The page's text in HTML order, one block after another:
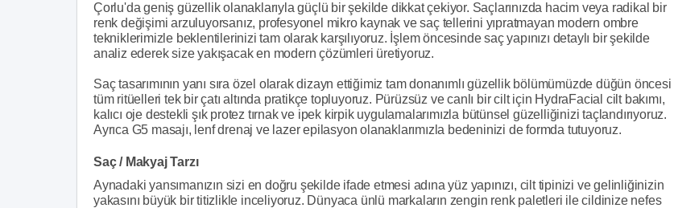
Çorlu'da geniş güzellik olanaklarıyla güçlü bir şekilde dikkat çekiyor. Saçlarınızda hacim veya radikal bir
renk değişimi arzuluyorsanız, profesyonel mikro kaynak ve saç tellerini yıpratmayan modern ombre
tekniklerimizle beklentilerinizi tam olarak karşılıyoruz. İşlem öncesinde saç yapınızı detaylı bir şekilde
analiz ederek size yakışacak en modern çözümleri üretiyoruz.
Saç tasarımının yanı sıra özel olarak dizayn ettiğimiz tam donanımlı güzellik bölümümüzde düğün öncesi
tüm ritüelleri tek bir çatı altında pratikçe topluyoruz. Pürüzsüz ve canlı bir cilt için HydraFacial cilt bakımı,
kalıcı oje destekli şık protez tırnak ve ipek kirpik uygulamalarımızla bütünsel güzelliğinizi taçlandırıyoruz.
Ayrıca G5 masajı, lenf drenaj ve lazer epilasyon olanaklarımızla bedeninizi de formda tutuyoruz.
Saç / Makyaj Tarzı
Aynadaki yansımanızın sizi en doğru şekilde ifade etmesi adına yüz yapınızı, cilt tipinizi ve gelinliğinizin
yakasını büyük bir titizlikle inceliyoruz. Dünyaca ünlü markaların zengin renk paletleri ile cildinize nefes